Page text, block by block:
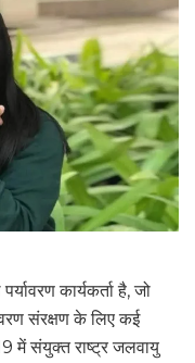
कार्यकर्ता है, जो
संरक्षण के लिए कई
में संयुक्त राष्ट्र जलवायु